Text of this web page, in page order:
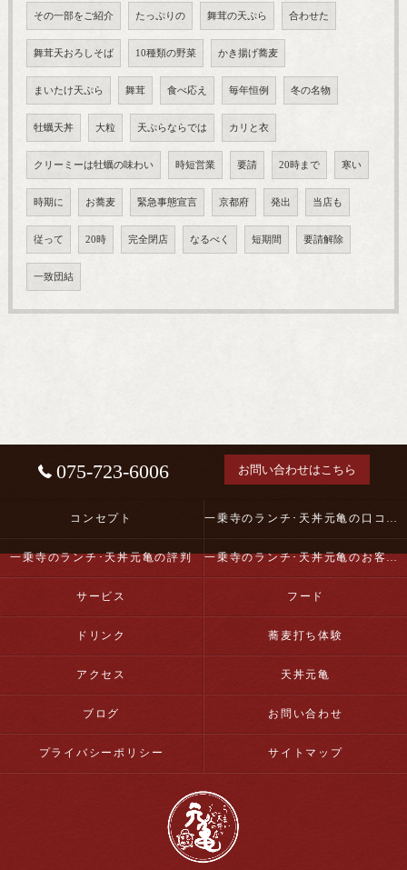
その一部をご紹介 たっぷりの 舞茸の天ぷら 合わせた
舞茸天おろしそば 10種類の野菜 かき揚げ蕎麦
まいたけ天ぷら 舞茸 食べ応え 毎年恒例 冬の名物
牡蠣天丼 大粒 天ぷらならでは カリと衣
クリーミーは牡蠣の味わい 時短営業 要請 20時まで 寒い
時期に お蕎麦 緊急事態宣言 京都府 発出 当店も
従って 20時 完全閉店 なるべく 短期間 要請解除
一致団結
075-723-6006 お問い合わせはこちら
コンセプト 一乗寺のランチ･天丼元亀の口コミ情報
一乗寺のランチ･天丼元亀の評判 一乗寺のランチ･天丼元亀のお客様の声
サービス フード
ドリンク 蕎麦打ち体験
アクセス 天丼元亀
ブログ お問い合わせ
プライバシーポリシー サイトマップ